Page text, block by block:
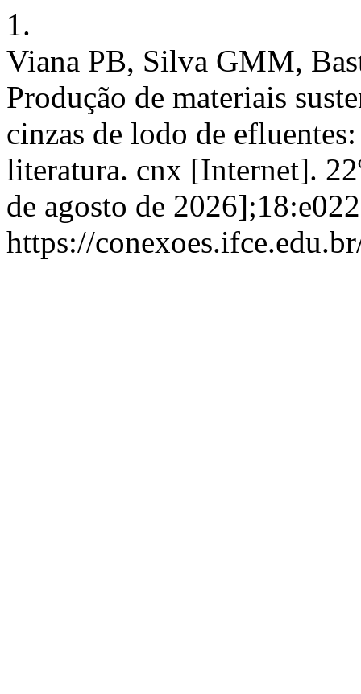
1.
Viana PB, Silva GMM,
Produção de materiais
cinzas de lodo de
literatura. cnx [Internet].
de agosto de
https://